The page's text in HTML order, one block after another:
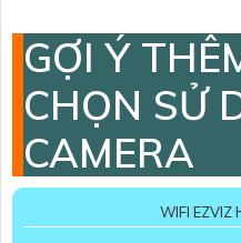
GỢI Ý
CHỌN SỬ
CAMERA
WIFI EZVIZ